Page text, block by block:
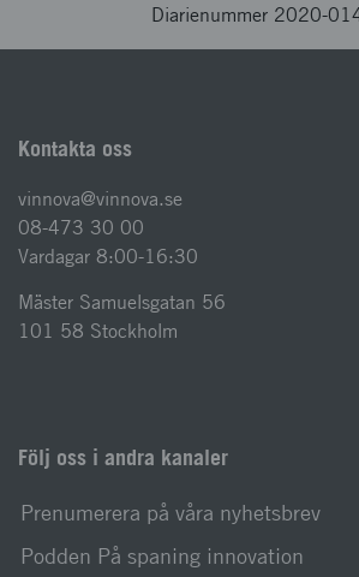
Diarienummer 2020-
Kontakta oss
vinnova@vinnova.se
08-473 30 00
Vardagar 8:00-16:30
Mäster Samuelsgatan 56
101 58 Stockholm
Följ oss i andra kanaler
Prenumerera på våra nyhetsbrev
Podden På spaning innovation